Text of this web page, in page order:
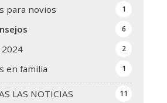
LAS NOTICIAS 11
para novios 1
6
2024 2
en familia 1